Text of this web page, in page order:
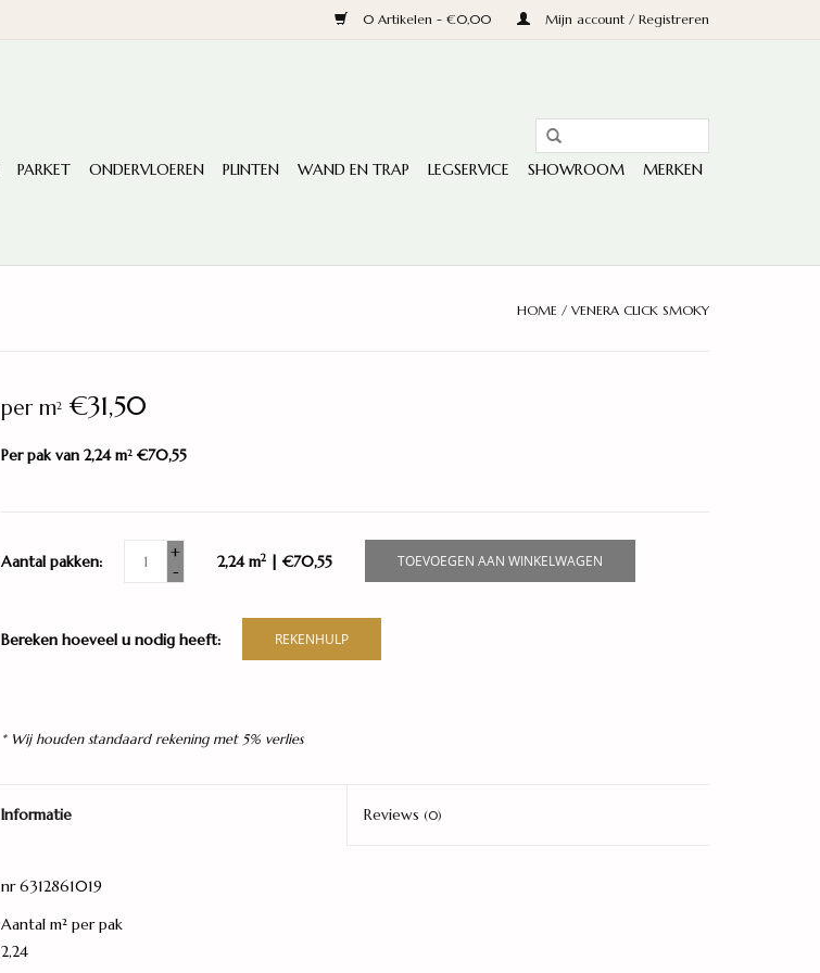
0 Artikelen - €0,00 Mijn account / Registreren
PARKET ONDERVLOEREN PLINTEN WAND EN TRAP LEGSERVICE SHOWROOM MERKEN
HOME / VENERA CLICK SMOKY
per m2€31,50
Per pak van 2,24 m2€70,55
Aantal pakken:
+
-
2,24 m2| €70,55 TOEVOEGEN AAN WINKELWAGEN
Bereken hoeveel u nodig heeft: REKENHULP
* Wij houden standaard rekening met 5% verlies
Informatie Reviews(0)
nr 6312861019
Aantal m² per pak
2,24